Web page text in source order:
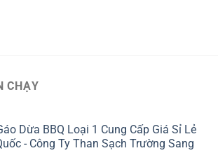
CHẠY
Dừa BBQ Loại 1 Cung Cấp Giá Sỉ Lẻ
- Công Ty Than Sạch Trường Sang